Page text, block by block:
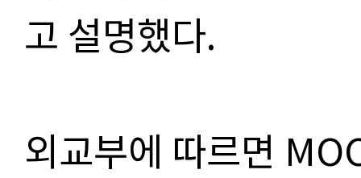
고 설명했다.
외교부에 따르면